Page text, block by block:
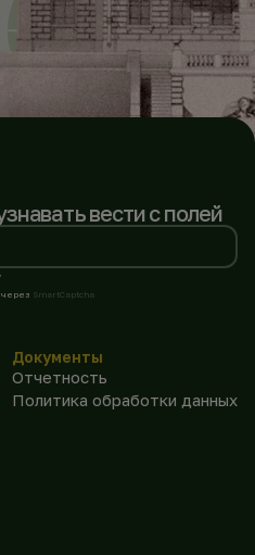
вести с полей
через SmartCaptcha
Документы
Отчетность
Политика обработки данных